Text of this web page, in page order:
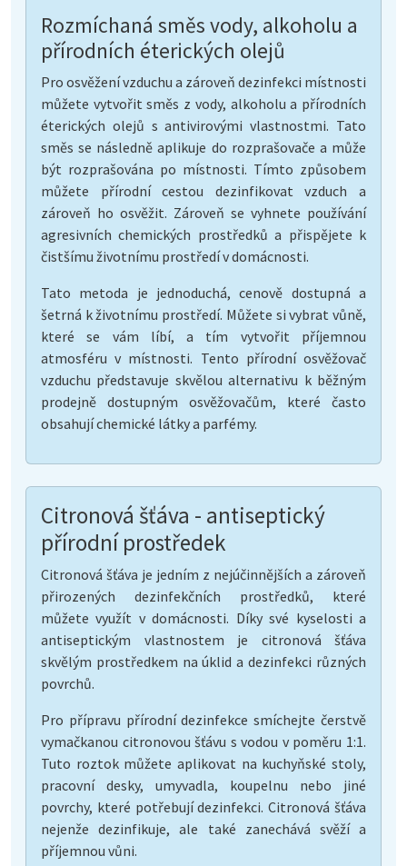
Rozmíchaná směs vody, alkoholu a
přírodních éterických olejů
Pro osvěžení vzduchu a zároveň dezinfekci místnosti
můžete vytvořit směs z vody, alkoholu a přírodních
éterických olejů s antivirovými vlastnostmi. Tato
směs se následně aplikuje do rozprašovače a může
být rozprašována po místnosti. Tímto způsobem
můžete přírodní cestou dezinfikovat vzduch a
zároveň ho osvěžit. Zároveň se vyhnete používání
agresivních chemických prostředků a přispějete k
čistšímu životnímu prostředí v domácnosti.
Tato metoda je jednoduchá, cenově dostupná a
šetrná k životnímu prostředí. Můžete si vybrat vůně,
které se vám líbí, a tím vytvořit příjemnou
atmosféru v místnosti. Tento přírodní osvěžovač
vzduchu představuje skvělou alternativu k běžným
prodejně dostupným osvěžovačům, které často
obsahují chemické látky a parfémy.
Citronová šťáva - antiseptický
přírodní prostředek
Citronová šťáva je jedním z nejúčinnějších a zároveň
přirozených dezinfekčních prostředků, které
můžete využít v domácnosti. Díky své kyselosti a
antiseptickým vlastnostem je citronová šťáva
skvělým prostředkem na úklid a dezinfekci různých
povrchů.
Pro přípravu přírodní dezinfekce smíchejte čerstvě
vymačkanou citronovou šťávu s vodou v poměru 1:1.
Tuto roztok můžete aplikovat na kuchyňské stoly,
pracovní desky, umyvadla, koupelnu nebo jiné
povrchy, které potřebují dezinfekci. Citronová šťáva
nejenže dezinfikuje, ale také zanechává svěží a
příjemnou vůni.